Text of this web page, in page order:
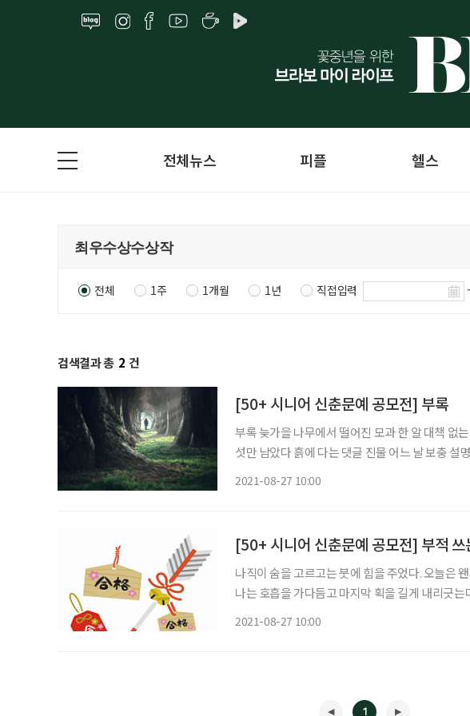
전체뉴스 피플 헬스
전체 1주 1개월 1년 직접입력
검색결과 총 2 건
[50+ 시니어 신춘문예 공모전] 부록
부록 늦가을 나무에서 떨어진 모과 한 알 대책 없는 레드카드 향도 빛깔도 잃은 나이테와 검버
섯만 남았다 흙에 다는 댓글 진물 어느 날 보충 설명도 없이 등 떠민 세월이 괘씸하다 유턴이
2021-08-27 10:00
[50+ 시니어 신춘문예 공모전] 부적 쓰
나직이 숨을 고르고는 붓에 힘을 주었다. 오늘은
나는 호흡을 가다듬고 마지막 획을 길게 내리긋
2021-08-27 10:00
1